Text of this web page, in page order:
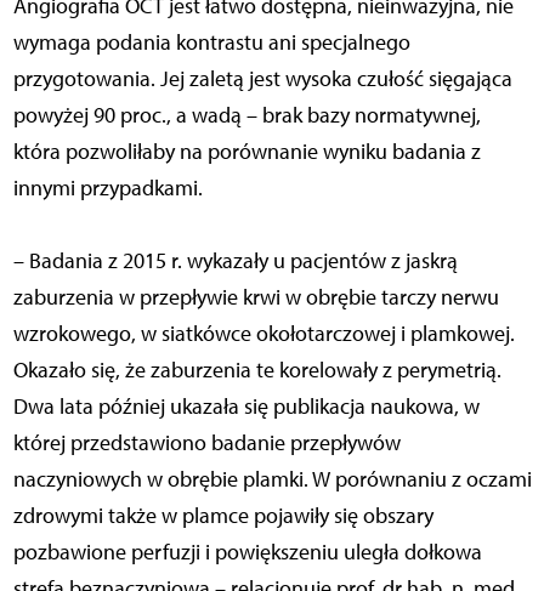
Angiografia OCT jest łatwo dostępna, nieinwazyjna, nie
wymaga podania kontrastu ani specjalnego
przygotowania. Jej zaletą jest wysoka czułość sięgająca
powyżej 90 proc., a wadą – brak bazy normatywnej,
która pozwoliłaby na porównanie wyniku badania z
innymi przypadkami.
– Badania z 2015 r. wykazały u pacjentów z jaskrą
zaburzenia w przepływie krwi w obrębie tarczy nerwu
wzrokowego, w siatkówce okołotarczowej i plamkowej.
Okazało się, że zaburzenia te korelowały z perymetrią.
Dwa lata później ukazała się publikacja naukowa, w
której przedstawiono badanie przepływów
naczyniowych w obrębie plamki. W porównaniu z oczami
zdrowymi także w plamce pojawiły się obszary
pozbawione perfuzji i powiększeniu uległa dołkowa